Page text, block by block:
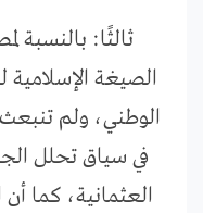
ثالثًا: بالنسبة
الصيغة
في سياق تحلل
العثمانية، كما